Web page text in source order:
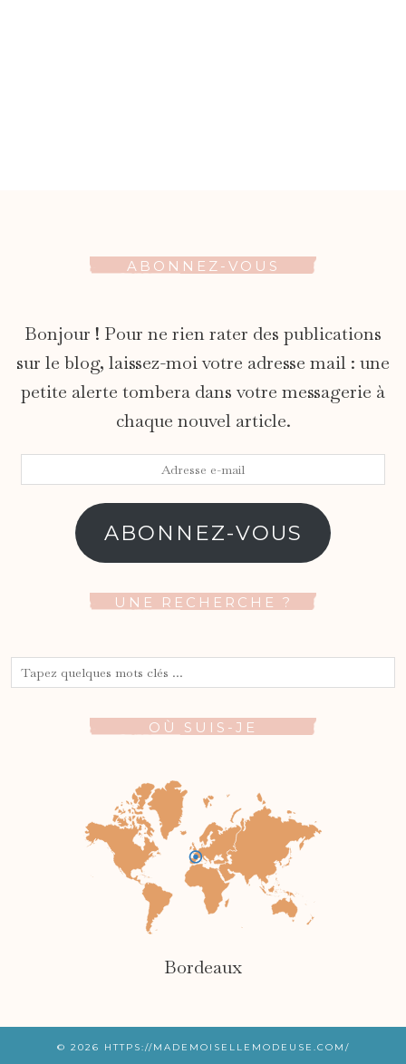
ABONNEZ-VOUS
Bonjour ! Pour ne rien rater des publications
sur le blog, laissez-moi votre adresse mail : une
petite alerte tombera dans votre messagerie à
chaque nouvel article.
ABONNEZ-VOUS
UNE RECHERCHE ?
OÙ SUIS-JE
Bordeaux
© 2026 HTTPS://MADEMOISELLEMODEUSE.COM/